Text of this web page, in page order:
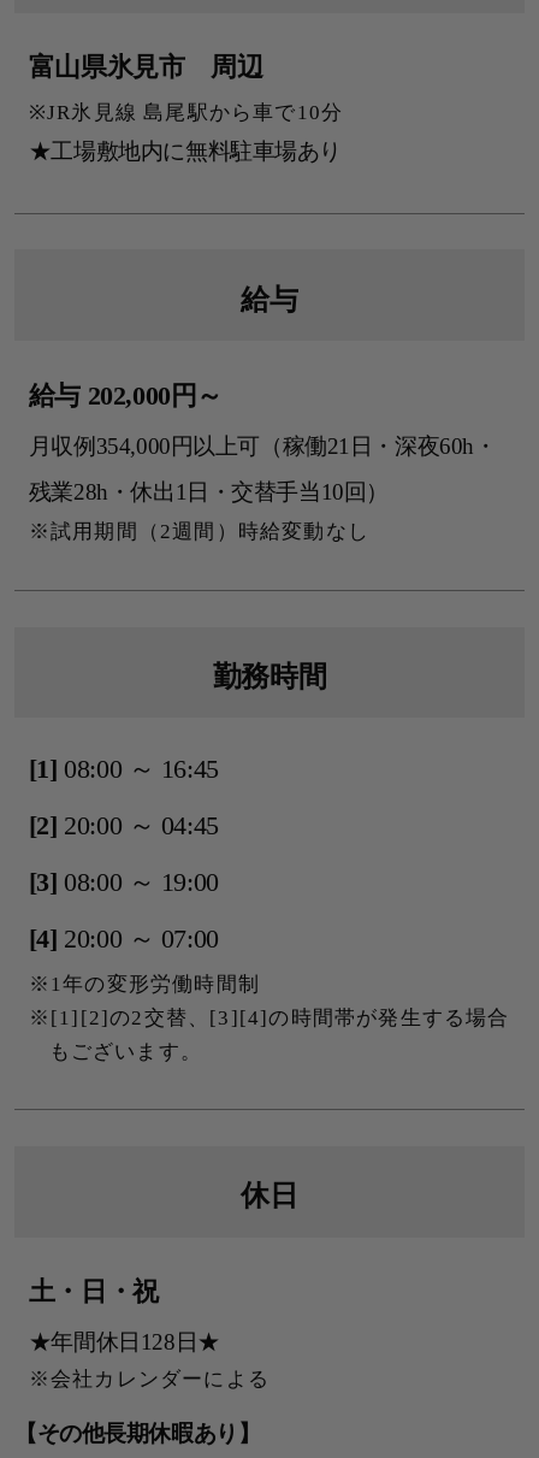
富山県氷見市 周辺
JR氷見線 島尾駅から車で10分
★工場敷地内に無料駐車場あり
給与
給与 202,000円～
月収例354,000円以上可（稼働21日・深夜60h・
残業28h・休出1日・交替手当10回）
試用期間（2週間）時給変動なし
勤務時間
[1] 08:00 ～ 16:45
[2] 20:00 ～ 04:45
[3] 08:00 ～ 19:00
[4] 20:00 ～ 07:00
1年の変形労働時間制
[1][2]の2交替、[3][4]の時間帯が発生する場合
もございます。
休日
土・日・祝
★年間休日128日★
会社カレンダーによる
【その他長期休暇あり】